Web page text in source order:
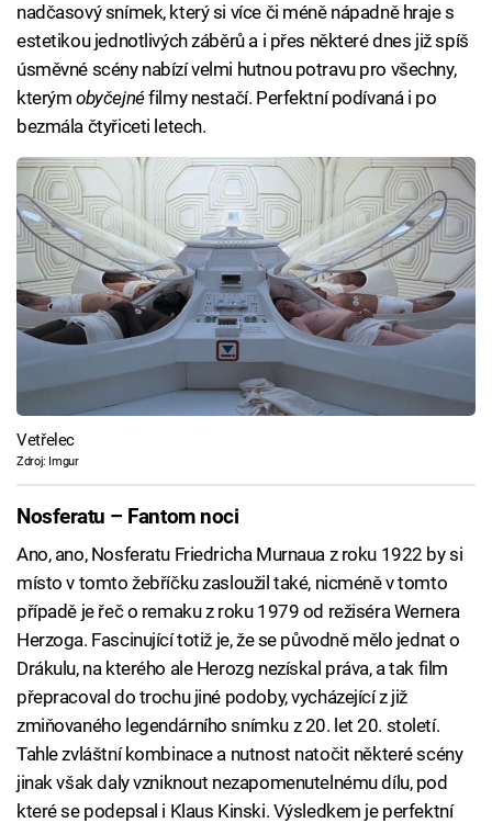
nadčasový snímek, který si více či méně nápadně hraje s
estetikou jednotlivých záběrů a i přes některé dnes již spíš
úsměvné scény nabízí velmi hutnou potravu pro všechny,
kterýmobyčejnéfilmy nestačí. Perfektní podívaná i po
bezmála čtyřiceti letech.
Vetřelec
Zdroj: Imgur
Nosferatu – Fantom noci
Ano, ano, Nosferatu Friedricha Murnaua z roku 1922 by si
místo v tomto žebříčku zasloužil také, nicméně v tomto
případě je řeč o remaku z roku 1979 od režiséra Wernera
Herzoga. Fascinující totiž je, že se původně mělo jednat o
Drákulu, na kterého ale Herozg nezískal práva, a tak film
přepracoval do trochu jiné podoby, vycházející z již
zmiňovaného legendárního snímku z 20. let 20. století.
Tahle zvláštní kombinace a nutnost natočit některé scény
jinak však daly vzniknout nezapomenutelnému dílu, pod
které se podepsal i Klaus Kinski. Výsledkem je perfektní